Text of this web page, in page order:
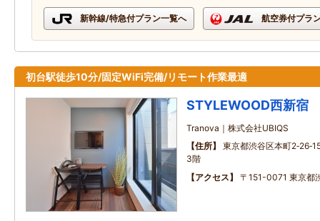
新幹線/特急付プラン一覧へ 航空券付プラ
初台駅徒歩10分/固定WiFi完備/リモート作業最適
STYLEWOOD西新宿
Tranova｜株式会社UBIQS
住所
東京都渋谷区本町
3階
アクセス
〒151-0071 東京都